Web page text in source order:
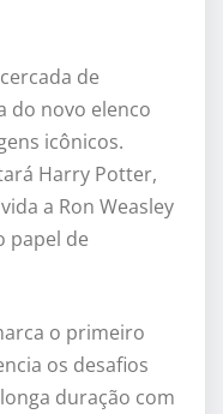
de
do novo elenco
icônicos.
Harry Potter,
a Ron Weasley
papel de
o primeiro
os desafios
duração com